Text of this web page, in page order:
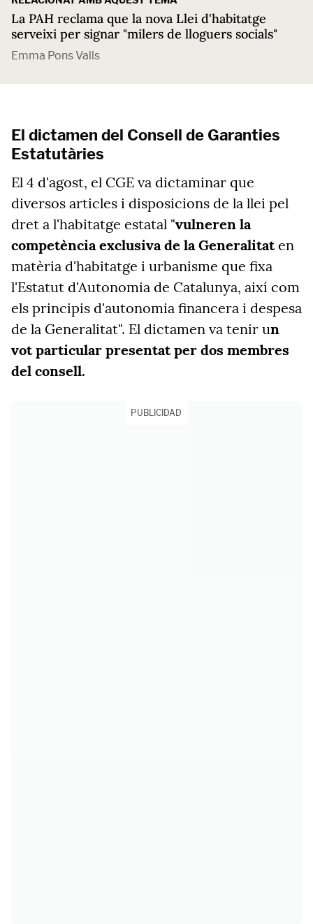
La PAH reclama que la nova Llei d'habitatge
serveixi per signar "milers de lloguers socials"
Emma Pons Valls
El dictamen del Consell de Garanties
Estatutàries
El 4 d'agost, el CGE va dictaminar que
diversos articles i disposicions de la llei pel
dret a l'habitatge estatal "vulneren la
competència exclusiva de la Generalitaten
matèria d'habitatge i urbanisme que fixa
l'Estatut d'Autonomia de Catalunya, així com
els principis d'autonomia financera i despesa
de la Generalitat". El dictamen va tenir un
vot particular presentat per dos membres
del consell.
PUBLICIDAD